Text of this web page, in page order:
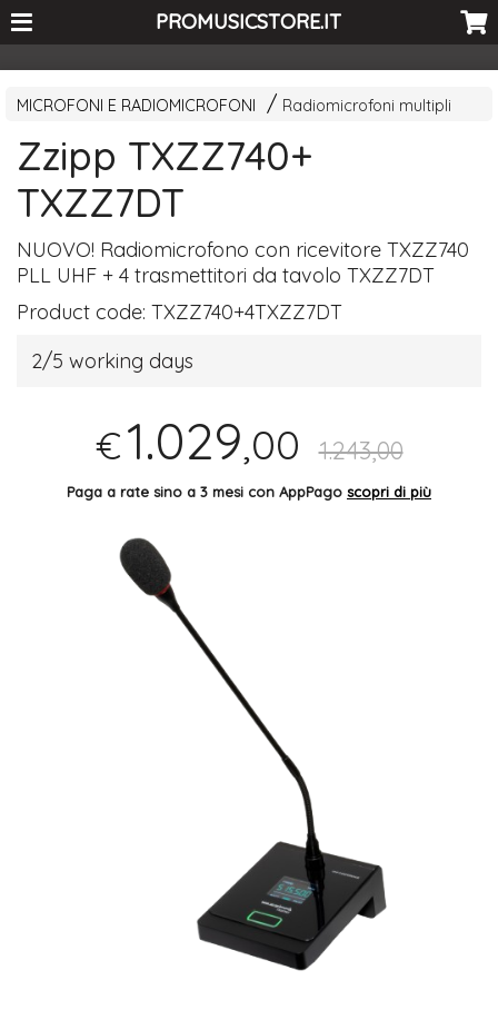
<-- Curio's GSC -->PROMUSICSTORE.IT
MICROFONI E RADIOMICROFONI Radiomicrofoni multipli
Zzipp TXZZ740+
TXZZ7DT
NUOVO! Radiomicrofono con ricevitore TXZZ740
PLL UHF + 4 trasmettitori da tavolo TXZZ7DT
Product code:TXZZ740+4TXZZ7DT
2/5 working days
€1.029,00 1.243,00
Paga a rate sino a 3 mesi con AppPago scopri di più